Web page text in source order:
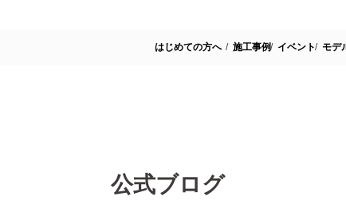
はじめての方へ 施工事例 イベント モデ
公式ブログ